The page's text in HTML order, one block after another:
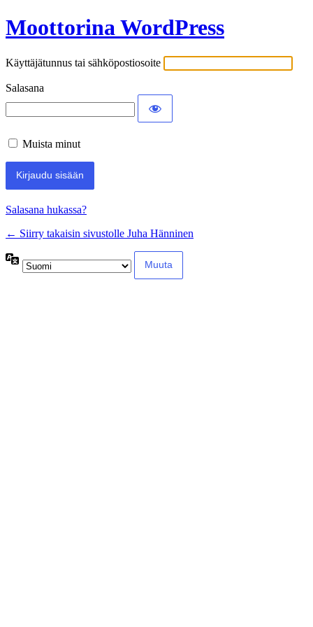
Kirjaudu
sisään
Moottorina WordPress
Käyttäjätunnus tai sähköpostiosoite
Salasana
Muista minut
Salasana hukassa?
← Siirry takaisin sivustolle Juha Hänninen
Kieli